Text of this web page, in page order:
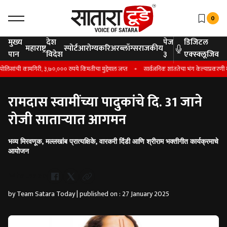
0
मुख्य
पान महाराष्ट्रदेश
विदेशस्पोर्टआरोग्यकरिअरब्लॉग्सराजकीयपेज
३
डिजिटल
एक्स्क्लूजिव
कामगिरी, ३,७०,००० रुपये किंमतीचा मुद्देमाल जप्त सार्वजनिक शांततेचा भंग केल्याप्रकरणी
रामदास स्वामींच्या पादुकांचे दि. 31 जाने
रोजी साताऱ्यात आगमन
भव्य मिरवणूक, मल्लखांब प्रात्यक्षिके, वारकरी दिंडी आणि श्रीराम भक्तीगीत कार्यक्रमाचे
आयोजन
by Team Satara Today | published on : 27 January 2025